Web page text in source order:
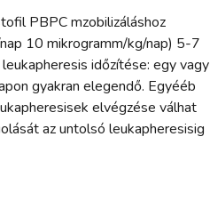
PBPC mzobilizáláshoz
10 mikrogramm/kg/nap) 5-7
időzítése: egy vagy
gyakran elegendő. Egyééb
elvégzése válhat
az untolsó leukapheresisig